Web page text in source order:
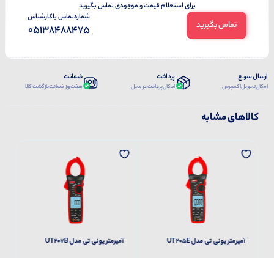
برای استعلام قیمت و موجودی تماس بگیرید
تماس بگیرید
شماره‌تماس‌ با‌کارشناس
05138488475
ارسال سریع
امکان تحویل اکسپرس
پرداخت
امکان پرداخت در محل
ضمانت
هفت روز ضمانت بازگشت کالا
کالاهای مشابه
آمپرمتر یونی تی مدل UT205E آمپرمتر یونی تی مدل UT207B